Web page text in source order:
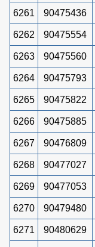
6261 90475436
6262 90475554
6263 90475560
6264 90475793
6265 90475822
6266 90475885
6267 90476809
6268 90477027
6269 90477053
6270 90479480
6271 90480629